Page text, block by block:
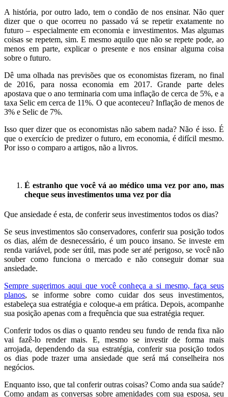
A história, por outro lado, tem o condão de nos ensinar. Não quer
dizer que o que ocorreu no passado vá se repetir exatamente no
futuro – especialmente em economia e investimentos. Mas algumas
coisas se repetem, sim. E mesmo aquilo que não se repete pode, ao
menos em parte, explicar o presente e nos ensinar alguma coisa
sobre o futuro.
Dê uma olhada nas previsões que os economistas fizeram, no final
de 2016, para nossa economia em 2017. Grande parte deles
apostava que o ano terminaria com uma inflação de cerca de 5%, e a
taxa Selic em cerca de 11%. O que aconteceu? Inflação de menos de
3% e Selic de 7%.
Isso quer dizer que os economistas não sabem nada? Não é isso. É
que o exercício de predizer o futuro, em economia, é difícil mesmo.
Por isso o comparo a artigos, não a livros.
É estranho que você vá ao médico uma vez por ano, mas
cheque seus investimentos uma vez por dia
Que ansiedade é esta, de conferir seus investimentos todos os dias?
Se seus investimentos são conservadores, conferir sua posição todos
os dias, além de desnecessário, é um pouco insano. Se investe em
renda variável, pode ser útil, mas pode ser até perigoso, se você não
souber como funciona o mercado e não conseguir domar sua
ansiedade.
Sempre sugerimos aqui que você conheça a si mesmo, faça seus
planos, se informe sobre como cuidar dos seus investimentos,
estabeleça sua estratégia e coloque-a em prática. Depois, acompanhe
sua posição apenas com a frequência que sua estratégia requer.
Conferir todos os dias o quanto rendeu seu fundo de renda fixa não
vai fazê-lo render mais. E, mesmo se investir de forma mais
arrojada, dependendo da sua estratégia, conferir sua posição todos
os dias pode trazer uma ansiedade que será má conselheira nos
negócios.
Enquanto isso, que tal conferir outras coisas? Como anda sua saúde?
Como andam as conversas sobre amenidades com sua esposa, seu